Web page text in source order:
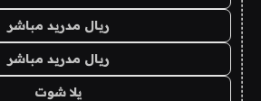
ريال مدريد مباشر
ريال مدريد مباشر
يلا شوت